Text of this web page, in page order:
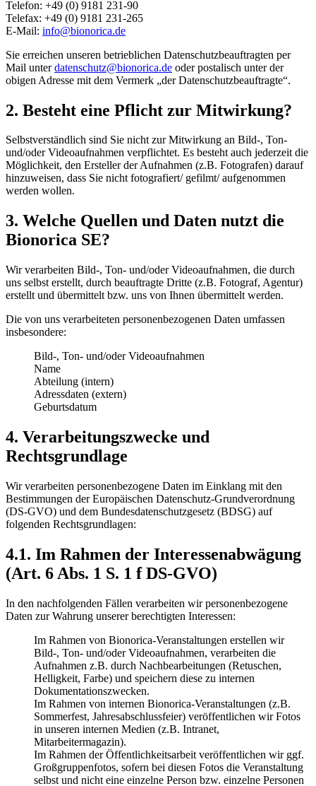
Telefon: +49 (0) 9181 231-90
Telefax: +49 (0) 9181 231-265
E-Mail: info@bionorica.de
Sie erreichen unseren betrieblichen Datenschutzbeauftragten per
Mail unterdatenschutz@bionorica.de oder postalisch unter der
obigen Adresse mit dem Vermerk „der Datenschutzbeauftragte“.
2. Besteht eine Pflicht zur Mitwirkung?
Selbstverständlich sind Sie nicht zur Mitwirkung an Bild-, Ton-
und/oder Videoaufnahmen verpflichtet. Es besteht auch jederzeit die
Möglichkeit, den Ersteller der Aufnahmen (z.B. Fotografen) darauf
hinzuweisen, dass Sie nicht fotografiert/ gefilmt/ aufgenommen
werden wollen.
3. Welche Quellen und Daten nutzt die
Bionorica SE?
Wir verarbeiten Bild-, Ton- und/oder Videoaufnahmen, die durch
uns selbst erstellt, durch beauftragte Dritte (z.B. Fotograf, Agentur)
erstellt und übermittelt bzw. uns von Ihnen übermittelt werden.
Die von uns verarbeiteten personenbezogenen Daten umfassen
insbesondere:
Bild-, Ton- und/oder Videoaufnahmen
Name
Abteilung (intern)
Adressdaten (extern)
Geburtsdatum
4. Verarbeitungszwecke und
Rechtsgrundlage
Wir verarbeiten personenbezogene Daten im Einklang mit den
Bestimmungen der Europäischen Datenschutz-Grundverordnung
(DS-GVO) und dem Bundesdatenschutzgesetz (BDSG) auf
folgenden Rechtsgrundlagen:
4.1. Im Rahmen der Interessenabwägung
(Art. 6 Abs. 1 S. 1 f DS-GVO)
In den nachfolgenden Fällen verarbeiten wir personenbezogene
Daten zur Wahrung unserer berechtigten Interessen:
Im Rahmen von Bionorica-Veranstaltungen erstellen wir
Bild-, Ton- und/oder Videoaufnahmen, verarbeiten die
Aufnahmen z.B. durch Nachbearbeitungen (Retuschen,
Helligkeit, Farbe) und speichern diese zu internen
Dokumentationszwecken.
Im Rahmen von internen Bionorica-Veranstaltungen (z.B.
Sommerfest, Jahresabschlussfeier) veröffentlichen wir Fotos
in unseren internen Medien (z.B. Intranet,
Mitarbeitermagazin).
Im Rahmen der Öffentlichkeitsarbeit veröffentlichen wir ggf.
Großgruppenfotos, sofern bei diesen Fotos die Veranstaltung
selbst und nicht eine einzelne Person bzw. einzelne Personen